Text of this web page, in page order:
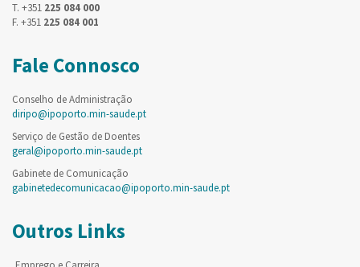
T. +351 225 084 000
F. +351 225 084 001
Fale Connosco
Conselho de Administração
diripo@ipoporto.min-saude.pt
Serviço de Gestão de Doentes
geral@ipoporto.min-saude.pt
Gabinete de Comunicação
gabinetedecomunicacao@ipoporto.min-saude.pt
Outros Links